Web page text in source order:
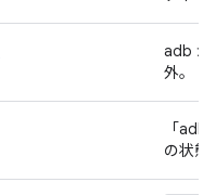
adb が
外。
「
の状態